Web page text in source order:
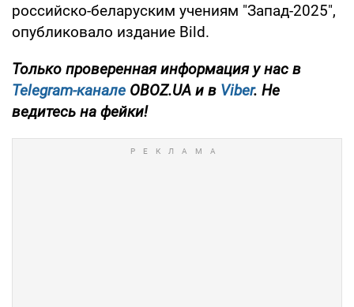
российско-беларуским учениям "Запад-2025",
опубликовало издание Bild.
Только проверенная информация у нас в
Telegram-канале OBOZ.UA и в Viber. Не
ведитесь на фейки!